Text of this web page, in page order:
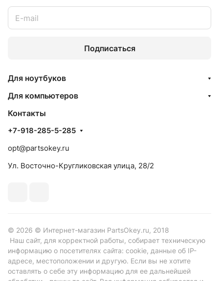
Подписаться
Для ноутбуков
Для компьютеров
Контакты
+7-918-285-5-285
opt@partsokey.ru
Ул. Восточно-Кругликовская улица, 28/2
© 2026 © Интернет-магазин PartsOkey.ru, 2018
Наш сайт, для корректной работы, собирает техническую
информацию о посетителях сайта: cookie, данные об IP-
адресе, местоположении и другую. Если вы не хотите
оставлять о себе эту информацию для ее дальнейшей